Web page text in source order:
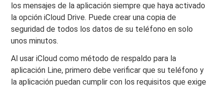
los mensajes de la aplicación siempre que haya activado
la opción iCloud Drive. Puede crear una copia de
seguridad de todos los datos de su teléfono en solo
unos minutos.
Al usar iCloud como método de respaldo para la
aplicación Line, primero debe verificar que su teléfono y
la aplicación puedan cumplir con los requisitos que exige